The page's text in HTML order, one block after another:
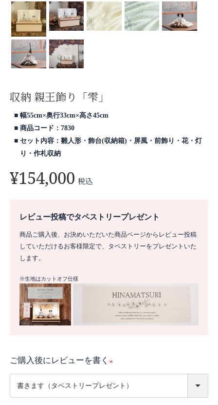
収納 親王飾り「雫」
幅55cm×奥行33cm×高さ45cm
商品コード：7830
セット内容：雛人形・飾台(収納箱)・屏風・前飾り・花・灯
り・作札収納
¥154,000 税込
レビュー投稿でタペストリープレゼント
商品ご購入後、お決めいただいた商品ページからレビュー投稿
していただけるお客様限定で、タペストリーをプレゼントいた
します。
※生地はカットオフ仕様
ご購入後にレビューを書く